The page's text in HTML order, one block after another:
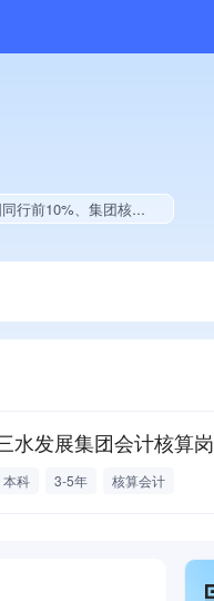
发债企业、大学生就业贡献
水发展集团会计核算岗
本科 3-5年 核算会计